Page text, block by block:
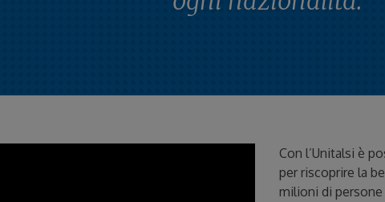
Con l’Unitalsi è
per riscoprire la
milioni di